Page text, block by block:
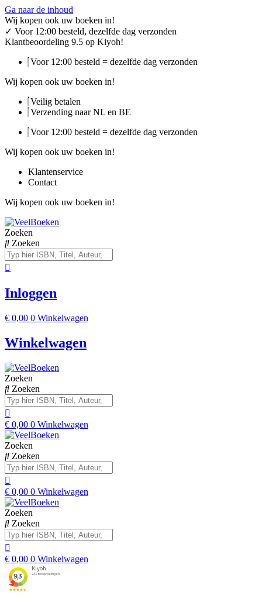
Ga naar de inhoud
Wij kopen ook uw boeken in!
✓ Voor 12:00 besteld, dezelfde dag verzonden
Klantbeoordeling 9.5 op Kiyoh!
Voor 12:00 besteld = dezelfde dag verzonden
Wij kopen ook uw boeken in!
Veilig betalen
Verzending naar NL en BE
Voor 12:00 besteld = dezelfde dag verzonden
Wij kopen ook uw boeken in!
Klantenservice
Contact
Wij kopen ook uw boeken in!
Zoeken
Zoeken
Inloggen
€ 0,00 0 Winkelwagen
Winkelwagen
Zoeken
Zoeken
€ 0,00 0 Winkelwagen
Zoeken
Zoeken
€ 0,00 0 Winkelwagen
Zoeken
Zoeken
€ 0,00 0 Winkelwagen